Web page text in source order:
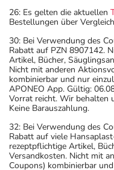
26: Es gelten die aktuellen
Bestellungen über
30: Bei Verwendung des
Rabatt auf PZN 8907142.
Artikel, Bücher,
Nicht mit anderen
kombinierbar und nur
APONEO App. Gültig:
Vorrat reicht. Wir behalten
Keine Barauszahlung.
32: Bei Verwendung des
Rabatt auf viele
rezeptpflichtige Artikel,
Versandkosten. Nicht mit
Coupons) kombinierbar